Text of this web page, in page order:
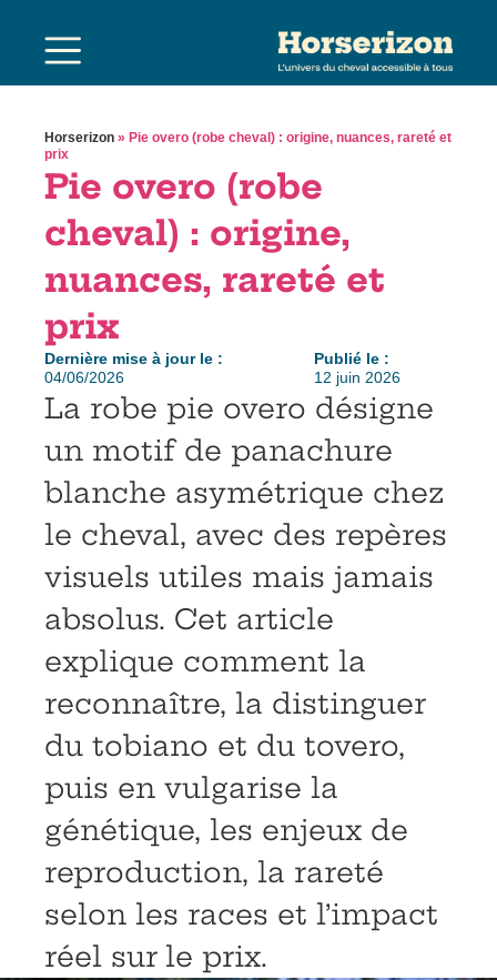
Horserizon » Pie overo (robe cheval) : origine, nuances, rareté et
prix
Pie overo (robe
cheval) : origine,
nuances, rareté et
prix
Dernière mise à jour le :
04/06/2026
Publié le :
12 juin 2026
La robe pie overo désigne
un motif de panachure
blanche asymétrique chez
le cheval, avec des repères
visuels utiles mais jamais
absolus. Cet article
explique comment la
reconnaître, la distinguer
du tobiano et du tovero,
puis en vulgarise la
génétique, les enjeux de
reproduction, la rareté
selon les races et l’impact
réel sur le prix.